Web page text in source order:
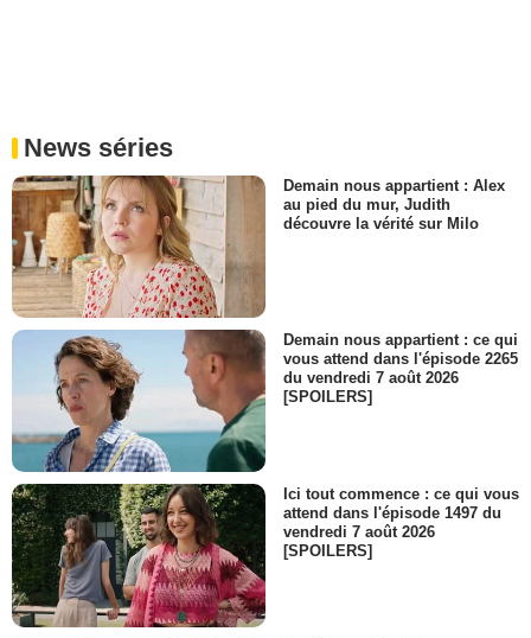
News séries
Demain nous appartient : Alex
au pied du mur, Judith
découvre la vérité sur Milo
Demain nous appartient : ce qui
vous attend dans l'épisode 2265
du vendredi 7 août 2026
[SPOILERS]
Ici tout commence : ce qui vous
attend dans l'épisode 1497 du
vendredi 7 août 2026
[SPOILERS]